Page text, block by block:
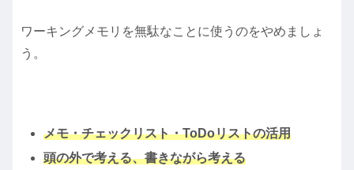
ワーキングメモリを無駄なことに使うのをやめましょ
う。
メモ・チェックリスト・ToDoリストの活用
頭の外で考える、書きながら考える